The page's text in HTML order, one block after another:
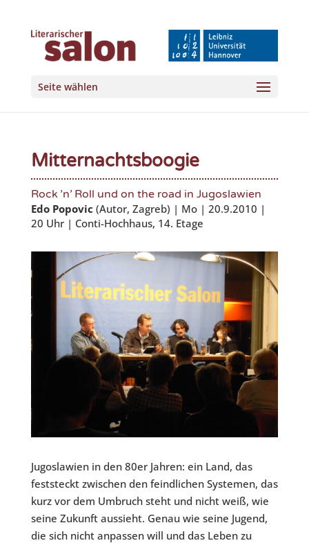
Seite wählen
Mitternachtsboogie
Rock ’n’ Roll und on the road in Jugoslawien
Edo Popovic (Autor, Zagreb) | Mo | 20.9.2010 |
20 Uhr | Conti-Hochhaus, 14. Etage
Jugoslawien in den 80er Jahren: ein Land, das
feststeckt zwischen den feindlichen Systemen, das
kurz vor dem Umbruch steht und nicht weiß, wie
seine Zukunft aussieht. Genau wie seine Jugend,
die sich nicht anpassen will und das Leben zu